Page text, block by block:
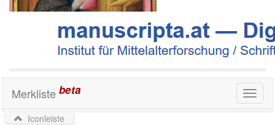
Toggle
Merkliste beta
Iconleiste